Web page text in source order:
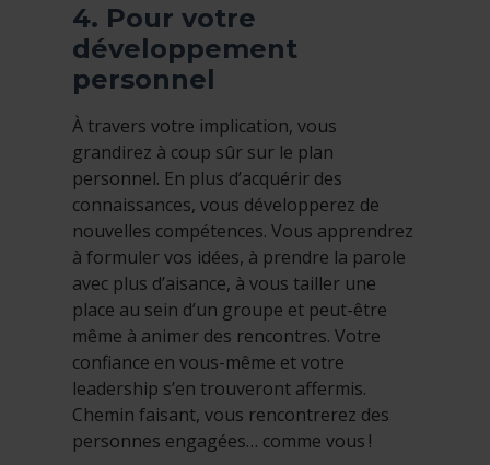
4. Pour votre
développement
personnel
À travers votre implication, vous
grandirez à coup sûr sur le plan
personnel. En plus d’acquérir des
connaissances, vous développerez de
nouvelles compétences. Vous apprendrez
à formuler vos idées, à prendre la parole
avec plus d’aisance, à vous tailler une
place au sein d’un groupe et peut-être
même à animer des rencontres. Votre
confiance en vous-même et votre
leadership s’en trouveront affermis.
Chemin faisant, vous rencontrerez des
personnes engagées… comme vous !